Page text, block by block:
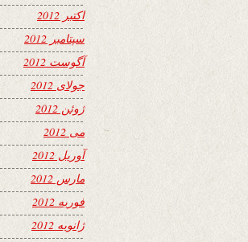
اکتبر 2012
سپتامبر 2012
آگوست 2012
جولای 2012
ژوئن 2012
می 2012
آوریل 2012
مارس 2012
فوریه 2012
ژانویه 2012